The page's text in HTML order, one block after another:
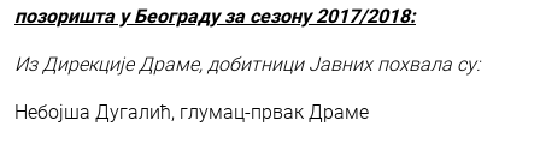
позоришта у Београду за сезону 2017/2018:
Из Дирекције Драме, добитници Јавних похвала су:
Небојша Дугалић, глумац-првак Драме